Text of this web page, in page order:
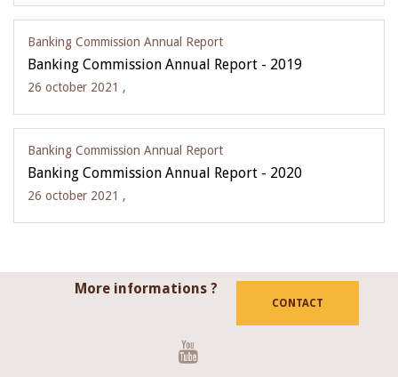
Banking Commission Annual Report
Banking Commission Annual Report - 2019
26 october 2021 ,
Banking Commission Annual Report
Banking Commission Annual Report - 2020
26 october 2021 ,
More informations ?
CONTACT